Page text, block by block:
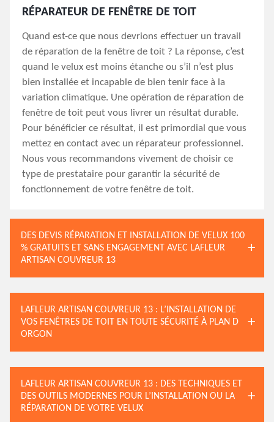
RÉPARATEUR DE FENÊTRE DE TOIT
Quand est-ce que nous devrions effectuer un travail
de réparation de la fenêtre de toit ? La réponse, c’est
quand le velux est moins étanche ou s’il n’est plus
bien installée et incapable de bien tenir face à la
variation climatique. Une opération de réparation de
fenêtre de toit peut vous livrer un résultat durable.
Pour bénéficier ce résultat, il est primordial que vous
mettez en contact avec un réparateur professionnel.
Nous vous recommandons vivement de choisir ce
type de prestataire pour garantir la sécurité de
fonctionnement de votre fenêtre de toit.
DES DEVIS RÉPARATION ET INSTALLATION DE VELUX 100
% GRATUITS ET SANS ENGAGEMENT AVEC LAFLEUR
ARTISAN COUVREUR 13
LAFLEUR ARTISAN COUVREUR 13 : L’INSTALLATION DE
VOS FENÊTRES DE TOIT EN TOUTE SÉCURITÉ À PLAN D
ORGON
LAFLEUR ARTISAN COUVREUR 13 : DES TECHNIQUES ET
DES OUTILS MODERNES POUR L’INSTALLATION OU LA
RÉPARATION DE VOTRE VELUX